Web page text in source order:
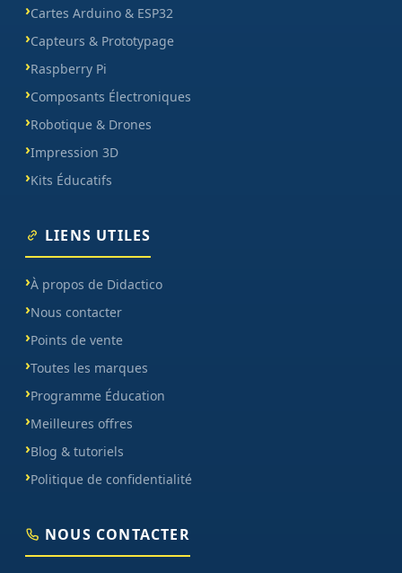
Cartes Arduino & ESP32
Capteurs & Prototypage
Raspberry Pi
Composants Électroniques
Robotique & Drones
Impression 3D
Kits Éducatifs
LIENS UTILES
À propos de Didactico
Nous contacter
Points de vente
Toutes les marques
Programme Éducation
Meilleures offres
Blog & tutoriels
Politique de confidentialité
NOUS CONTACTER